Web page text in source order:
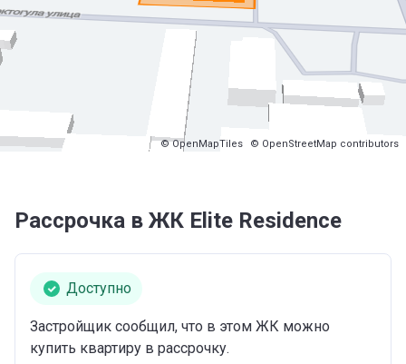
© OpenMapTiles © OpenStreetMap contributors
Рассрочка в ЖК Elite Residence
Доступно
Застройщик сообщил, что в этом ЖК можно
купить квартиру в рассрочку.